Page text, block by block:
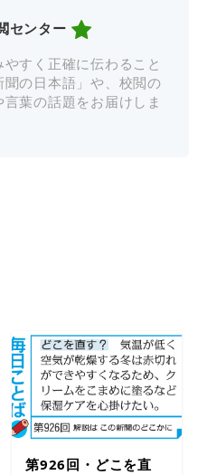
センター
すく正確に伝わること
聞の日本語」や、校閲の
葉の話題をお届けしま
第926回・どこを直